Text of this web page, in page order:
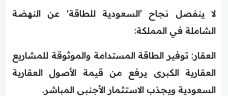
لا ينفصل نجاح 'السعودية للطاقة' عن النهضة
الشاملة في المملكة:
العقار: توفير الطاقة المستدامة والموثوقة للمشاريع
العقارية الكبرى يرفع من قيمة الأصول العقارية
السعودية ويجذب الاستثمار الأجنبي المباشر.